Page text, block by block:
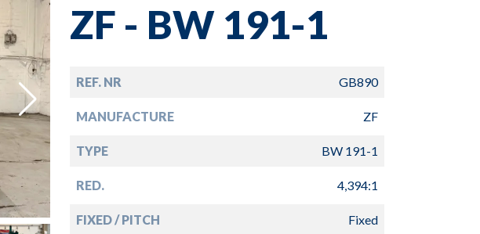
ZF - BW 191-1
REF. NR GB890
MANUFACTURE ZF
TYPE BW 191-1
RED. 4,394:1
FIXED / PITCH Fixed